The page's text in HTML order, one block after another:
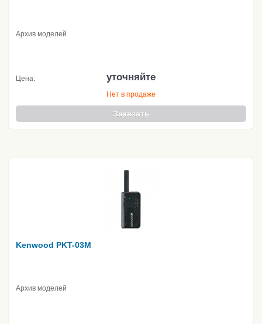
Архив моделей
Цена: уточняйте
Нет в продаже
Заказать
Kenwood PKT-03M
Архив моделей